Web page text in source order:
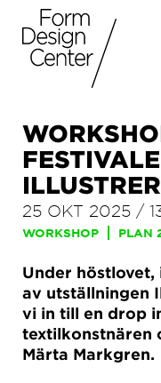
25 OKT 2025 /
WORKSHOP PLAN
Under höstlovet,
av utställningen
vi in till en drop
textilkonstnären
Märta Markgren.